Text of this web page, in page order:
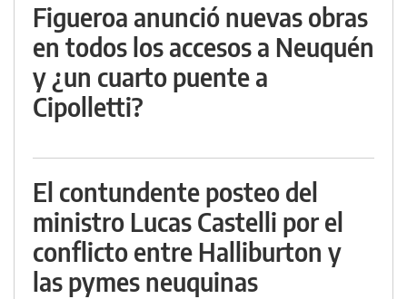
Figueroa anunció nuevas obras
en todos los accesos a Neuquén
y ¿un cuarto puente a
Cipolletti?
El contundente posteo del
ministro Lucas Castelli por el
conflicto entre Halliburton y
las pymes neuquinas